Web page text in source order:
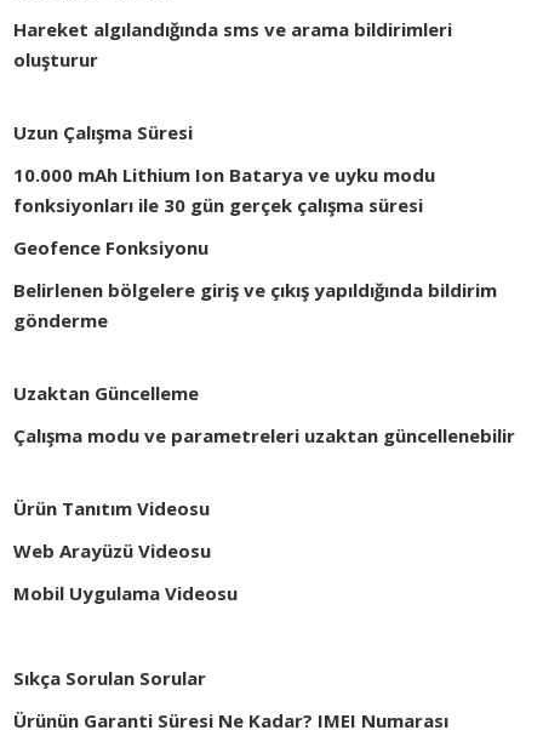
Hareket algılandığında sms ve arama bildirimleri
oluşturur
Uzun Çalışma Süresi
10.000 mAh Lithium Ion Batarya ve uyku modu
fonksiyonları ile 30 gün gerçek çalışma süresi
Geofence Fonksiyonu
Belirlenen bölgelere giriş ve çıkış yapıldığında bildirim
gönderme
Uzaktan Güncelleme
Çalışma modu ve parametreleri uzaktan güncellenebilir
Ürün Tanıtım Videosu
Web Arayüzü Videosu
Mobil Uygulama Videosu
Sıkça Sorulan Sorular
Ürünün Garanti Süresi Ne Kadar? IMEI Numarası